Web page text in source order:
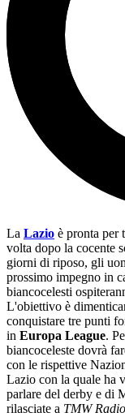
La Lazio è pronta per
volta dopo la cocente
giorni di riposo, gli
prossimo impegno in
biancocelesti
L'obiettivo è
conquistare tre punti
in Europa League.
biancoceleste dovrà
con le rispettive
Lazio con la quale ha
parlare del derby e di
rilasciate a TMW Radio